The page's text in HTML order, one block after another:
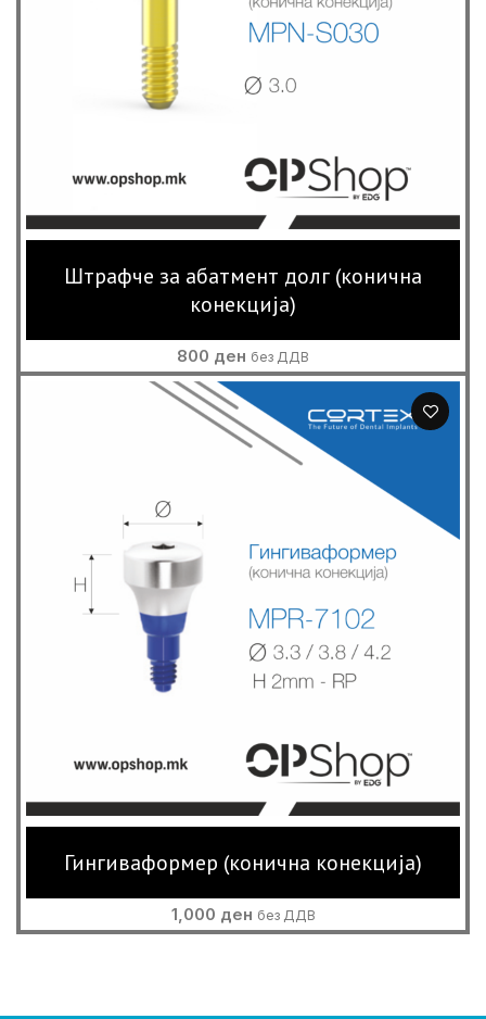
Штрафче за абатмент долг (конична
конекција)
800 ден без ДДВ
Гингиваформер (конична конекција)
1,000 ден без ДДВ